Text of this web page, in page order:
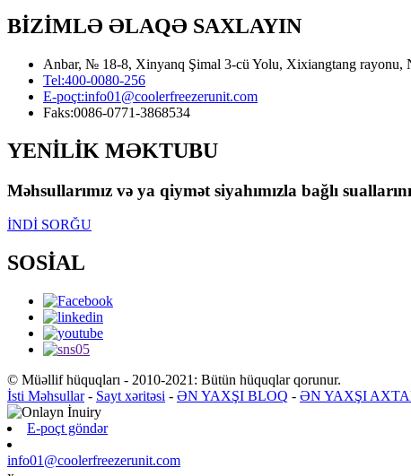
BİZİMLƏ ƏLAQƏ SAXLAYIN
Anbar, № 18-8, Xinyanq Şimal 3-cü Yolu, Xixiangtang rayonu,
Tel:400-0080-256
E-poçt:info01@coolerfreezerunit.com
Faks:0086-0771-3868534
YENİLİK MƏKTUBU
Məhsullarımız və ya qiymət siyahımızla bağlı
İNDİ SORĞU
SOSİAL
© Müəllif hüquqları - 2010-2021: Bütün hüquqlar qorunur.
İsti Məhsullar- Sayt xəritəsi - ƏN YAXŞI BLOQ - ƏN YAXŞI
E-poçt göndər
info01@coolerfreezerunit.com